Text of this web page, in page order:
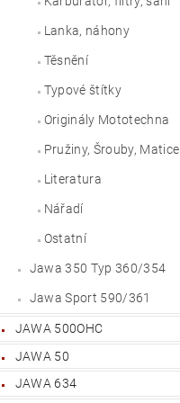
Lanka, náhony
Těsnění
Typové štítky
Originály Mototechna
Pružiny, Šrouby, Matice
Literatura
Nářadí
Ostatní
Jawa 350 Typ 360/354
Jawa Sport 590/361
JAWA 500OHC
JAWA 50
JAWA 634